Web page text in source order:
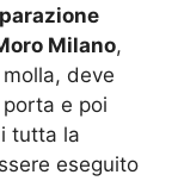
Milano,
deve
e poi
tutta la
eseguito